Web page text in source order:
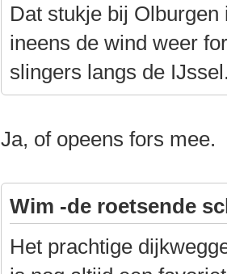
Dat stukje bij
ineens de wind weer
slingers langs de
Ja, of opeens fors mee.
Wim -de roetsende
Het prachtige